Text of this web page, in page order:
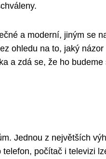
a moderní, jiným se
ohledu na to, jaký názor
a zdá se, že ho budeme
Jednou z největších
počítač i televizi